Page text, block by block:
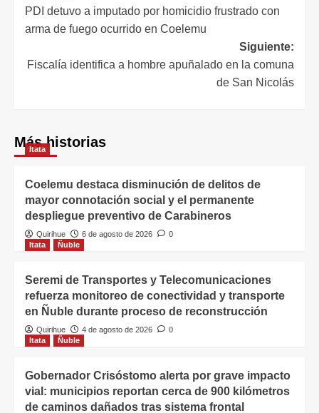
PDI detuvo a imputado por homicidio frustrado con
arma de fuego ocurrido en Coelemu
Siguiente:
Fiscalía identifica a hombre apuñalado en la comuna
de San Nicolás
Más historias
Itata
Coelemu destaca disminución de delitos de
mayor connotación social y el permanente
despliegue preventivo de Carabineros
Quirihue 6 de agosto de 2026
0
Itata
Ñuble
Seremi de Transportes y Telecomunicaciones
refuerza monitoreo de conectividad y transporte
en Ñuble durante proceso de reconstrucción
Quirihue 4 de agosto de 2026
0
Itata
Ñuble
Gobernador Crisóstomo alerta por grave impacto
vial: municipios reportan cerca de 900 kilómetros
de caminos dañados tras sistema frontal